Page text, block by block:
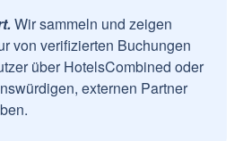
Wir sammeln und zeigen
von verifizierten Buchungen
über HotelsCombined oder
externen Partner